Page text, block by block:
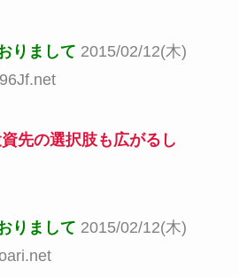
りまして 2015/02/12(木)
先の選択肢も広がるし
りまして 2015/02/12(木)